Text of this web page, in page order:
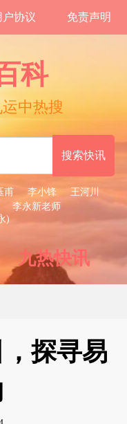
户协议 免责声明
科
中热搜
甫 李小锋
王河川
李永新老师
)
九热快讯
探寻易